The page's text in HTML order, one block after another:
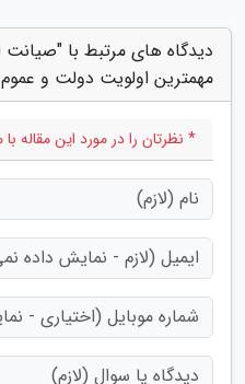
دیدگاه های مرتبط با
مهمترین اولویت دولت و
* نظرتان را در مورد این مقاله با